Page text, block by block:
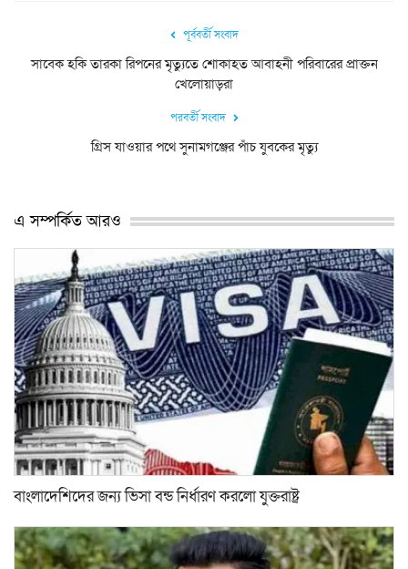
পূর্ববর্তী সংবাদ
সাবেক হকি তারকা রিপনের মৃত্যুতে শোকাহত আবাহনী পরিবারের প্রাক্তন
খেলোয়াড়রা
পরবর্তী সংবাদ
গ্রিস যাওয়ার পথে সুনামগঞ্জের পাঁচ যুবকের মৃত্যু
এ সম্পর্কিত আরও
বাংলাদেশিদের জন্য ভিসা বন্ড নির্ধারণ করলো যুক্তরাষ্ট্র